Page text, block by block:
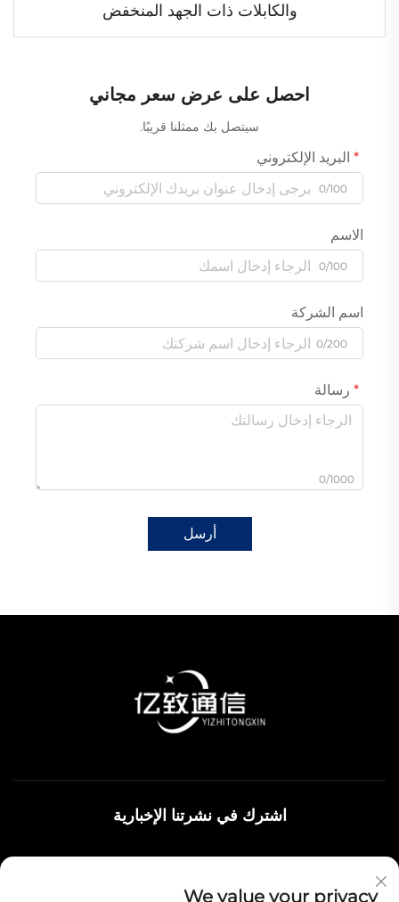
والكابلات ذات الجهد المنخفض
احصل على عرض سعر مجاني
سيتصل بك ممثلنا قريبًا.
البريد الإلكتروني
0/100
الاسم
0/100
اسم الشركة
0/200
رسالة
0/1000
أرسل
اشترك في نشرتنا الإخبارية
فريقنا.
We value your privacy